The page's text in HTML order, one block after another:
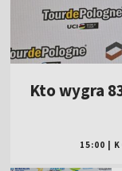
Kto wygra
15:00 |